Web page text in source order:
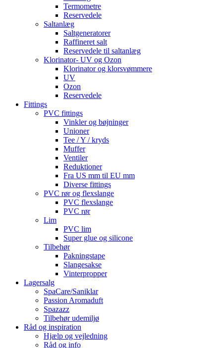
Termometre
Reservedele
Saltanlæg
Saltgeneratorer
Raffineret salt
Reservedele til saltanlæg
Klorinator- UV og Ozon
Klorinator og klorsvømmere
UV
Ozon
Reservedele
Fittings
PVC fittings
Vinkler og bøjninger
Unioner
Tee / Y / kryds
Muffer
Ventiler
Reduktioner
Fra US mm til EU mm
Diverse fittings
PVC rør og flexslange
PVC flexslange
PVC rør
Lim
PVC lim
Super glue og silicone
Tilbehør
Pakningstape
Slangesakse
Vinterpropper
Lagersalg
SpaCare/Saniklar
Passion Aromaduft
Spazazz
Tilbehør udemiljø
Råd og inspiration
Hjælp og vejledning
Råd og info